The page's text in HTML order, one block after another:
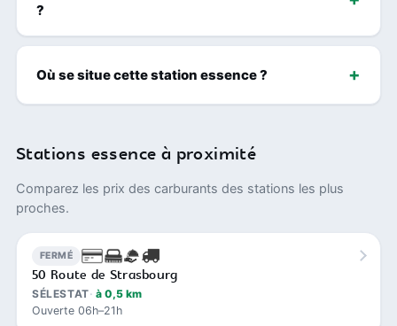
?
Où se situe cette station essence ?
Stations essence à proximité
Comparez les prix des carburants des stations les plus
proches.
FERMÉ
50 Route de Strasbourg
SÉLESTAT à 0,5 km
Ouverte 06h–21h